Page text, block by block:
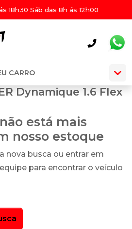
18h30 Sáb das 8h ás 12h00
CARRO
Dynamique 1.6 Flex
está mais
nosso estoque
nova busca ou entrar em
para encontrar o veículo